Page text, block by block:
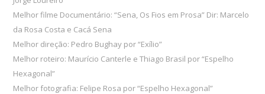
Melhor filme Documentário: “Sena, Os Fios em Prosa” Dir: Marcelo
da Rosa Costa e Cacá Sena
Melhor direção: Pedro Bughay por “Exílio”
Melhor roteiro: Maurício Canterle e Thiago Brasil por “Espelho
Hexagonal”
Melhor fotografia: Felipe Rosa por “Espelho Hexagonal”